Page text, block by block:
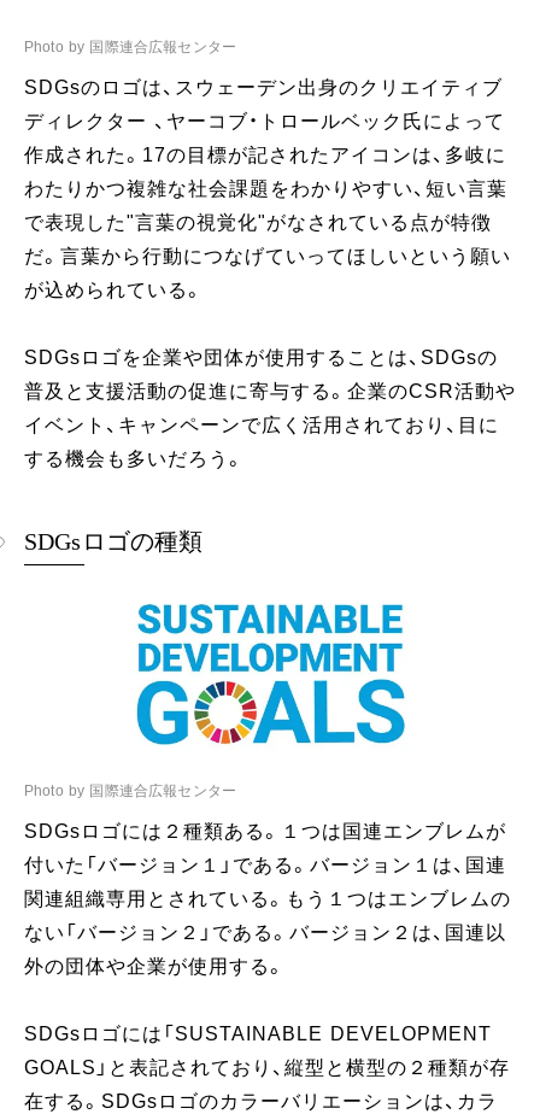
Photo by 国際連合広報センター
SDGsのロゴは、スウェーデン出身のクリエイティブ
ディレクター 、ヤーコブ・トロールベック氏によって
作成された。17の目標が記されたアイコンは、多岐に
わたりかつ複雑な社会課題をわかりやすい、短い言葉
で表現した"言葉の視覚化"がなされている点が特徴
だ。言葉から行動につなげていってほしいという願い
が込められている。
SDGsロゴを企業や団体が使用することは、SDGsの
普及と支援活動の促進に寄与する。企業のCSR活動や
イベント、キャンペーンで広く活用されており、目に
する機会も多いだろう。
SDGsロゴの種類
Photo by 国際連合広報センター
SDGsロゴには２種類ある。１つは国連エンブレムが
付いた「バージョン１」である。バージョン１は、国連
関連組織専用とされている。もう１つはエンブレムの
ない「バージョン２」である。バージョン２は、国連以
外の団体や企業が使用する。
SDGsロゴには「SUSTAINABLE DEVELOPMENT
GOALS」と表記されており、縦型と横型の２種類が存
在する。SDGsロゴのカラーバリエーションは、カラ